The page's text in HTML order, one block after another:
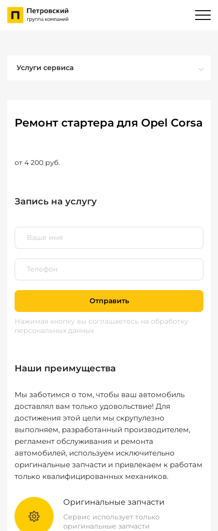
Услуги сервиса
Ремонт стартера для Opel Corsa
от 4 200 руб.
Запись на услугу
Отправить
Нажимая кнопку вы соглашаетесь на обработку
персональных данных
Наши преимущества
Мы заботимся о том, чтобы ваш автомобиль
доставлял вам только удовольствие! Для
достижения этой цели мы скрупулезно
выполняем, разработанный производителем,
регламент обслуживания и ремонта
автомобилей, используем исключительно
оригинальные запчасти и привлекаем к работам
только квалифицированных механиков.
Оригинальные запчасти
Сервис использует только
оригинальные запчасти